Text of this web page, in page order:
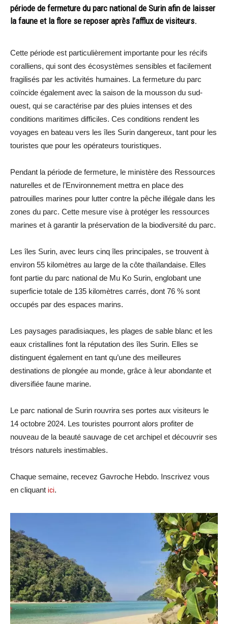
période de fermeture du parc national de Surin afin de laisser
la faune et la flore se reposer après l’afflux de visiteurs.
Cette période est particulièrement importante pour les récifs
coralliens, qui sont des écosystèmes sensibles et facilement
fragilisés par les activités humaines. La fermeture du parc
coïncide également avec la saison de la mousson du sud-
ouest, qui se caractérise par des pluies intenses et des
conditions maritimes difficiles. Ces conditions rendent les
voyages en bateau vers les îles Surin dangereux, tant pour les
touristes que pour les opérateurs touristiques.
Pendant la période de fermeture, le ministère des Ressources
naturelles et de l’Environnement mettra en place des
patrouilles marines pour lutter contre la pêche illégale dans les
zones du parc. Cette mesure vise à protéger les ressources
marines et à garantir la préservation de la biodiversité du parc.
Les îles Surin, avec leurs cinq îles principales, se trouvent à
environ 55 kilomètres au large de la côte thaïlandaise. Elles
font partie du parc national de Mu Ko Surin, englobant une
superficie totale de 135 kilomètres carrés, dont 76 % sont
occupés par des espaces marins.
Les paysages paradisiaques, les plages de sable blanc et les
eaux cristallines font la réputation des îles Surin. Elles se
distinguent également en tant qu’une des meilleures
destinations de plongée au monde, grâce à leur abondante et
diversifiée faune marine.
Le parc national de Surin rouvrira ses portes aux visiteurs le
14 octobre 2024. Les touristes pourront alors profiter de
nouveau de la beauté sauvage de cet archipel et découvrir ses
trésors naturels inestimables.
Chaque semaine, recevez Gavroche Hebdo. Inscrivez vous
en cliquant ici.